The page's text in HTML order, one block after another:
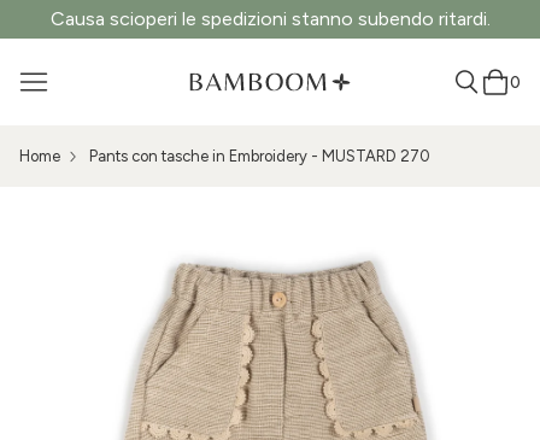
Causa scioperi le spedizioni stanno subendo ritardi.
0
Home Pants con tasche in Embroidery - MUSTARD 270